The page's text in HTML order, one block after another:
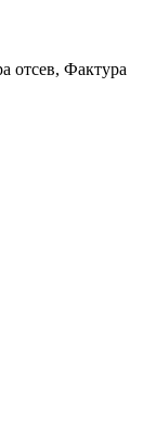
отсев, Фактура